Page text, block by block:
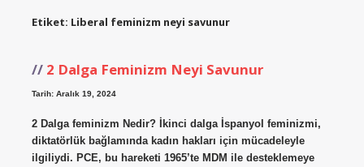
Etiket: Liberal feminizm neyi savunur
2 Dalga Feminizm Neyi Savunur
Tarih: Aralık 19, 2024
2 Dalga feminizm Nedir? İkinci dalga İspanyol feminizmi,
diktatörlük bağlamında kadın hakları için mücadeleyle
ilgiliydi. PCE, bu hareketi 1965’te MDM ile desteklemeye